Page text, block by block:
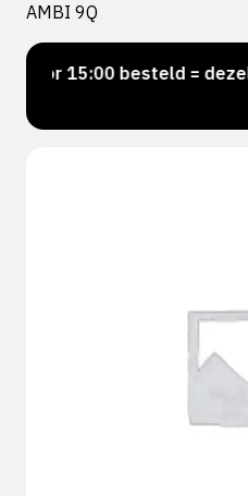
AMBI 9Q
Voor 15:00 besteld =